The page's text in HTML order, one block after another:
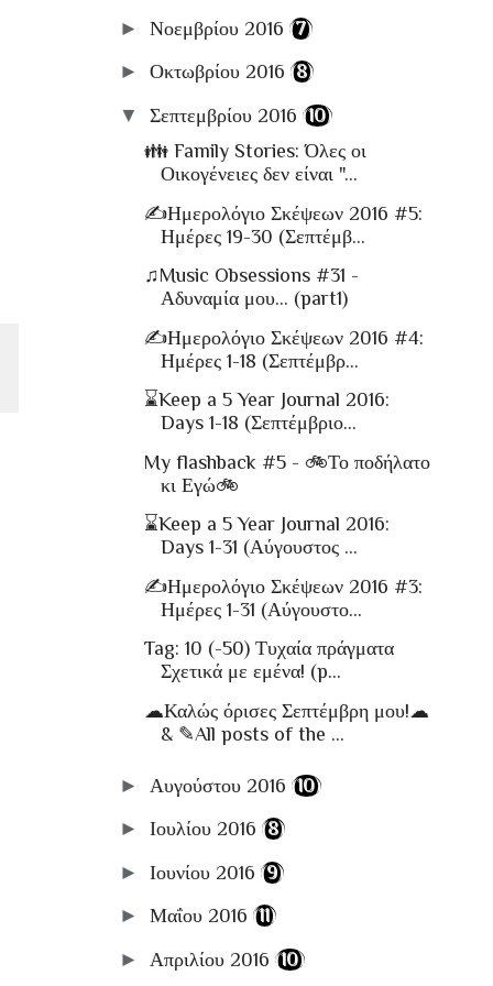
► Νοεμβρίου 2016 (7)
► Οκτωβρίου 2016 (8)
▼ Σεπτεμβρίου 2016 (10)
👪 Family Stories: Όλες οι
Οικογένειες δεν είναι "...
✍Ημερολόγιο Σκέψεων 2016 #5:
Ημέρες 19-30 (Σεπτέμβ...
♫Music Obsessions #31 -
Αδυναμία μου... (part1)
✍Ημερολόγιο Σκέψεων 2016 #4:
Ημέρες 1-18 (Σεπτέμβρ...
⌛Keep a 5 Year Journal 2016:
Days 1-18 (Σεπτέμβριο...
My flashback #5 - 🚲Το ποδήλατο
κι Εγώ🚲
⌛Keep a 5 Year Journal 2016:
Days 1-31 (Αύγουστος ...
✍Ημερολόγιο Σκέψεων 2016 #3:
Ημέρες 1-31 (Αύγουστο...
Tag: 10 (-50) Τυχαία πράγματα
Σχετικά με εμένα! (p...
☁Καλώς όρισες Σεπτέμβρη μου!☁
& ✎All posts of the ...
► Αυγούστου 2016 (10)
► Ιουλίου 2016 (8)
► Ιουνίου 2016 (9)
► Μαΐου 2016 (11)
► Απριλίου 2016 (10)